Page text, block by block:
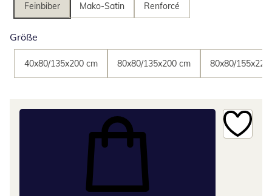
Feinbiber Mako-Satin Renforcé
Größe
40x80/135x200 cm 80x80/135x200 cm 80x80/155x220